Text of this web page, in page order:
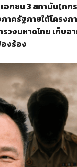
อกชน 3 สถาบัน(ก
าครัฐภายใต้โครง
งมหาดไทย เก็บอ
งร้อง